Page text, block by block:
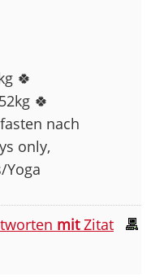
🍀
🍀
nach
only,
Yoga
mitZitat